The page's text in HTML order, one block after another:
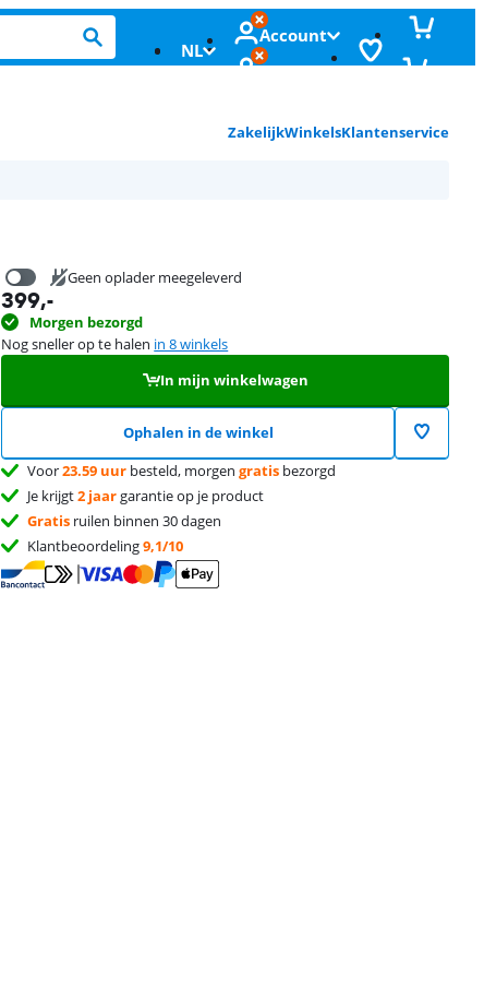
NL
Account
ZakelijkWinkelsKlantenservice
Geen oplader meegeleverd
399,-
Morgen bezorgd
Nog sneller op te halen in 8 winkels
In mijn winkelwagen
Ophalen in de winkel
Voor23.59 uur besteld, morgengratis bezorgd
Je krijgt2 jaargarantie op je product
Gratis ruilen binnen 30 dagen
Klantbeoordeling9,1/10